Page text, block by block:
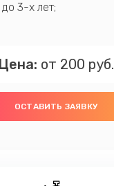
3-х лет;
Цена: от 200 руб.
ОСТАВИТЬ ЗАЯВКУ